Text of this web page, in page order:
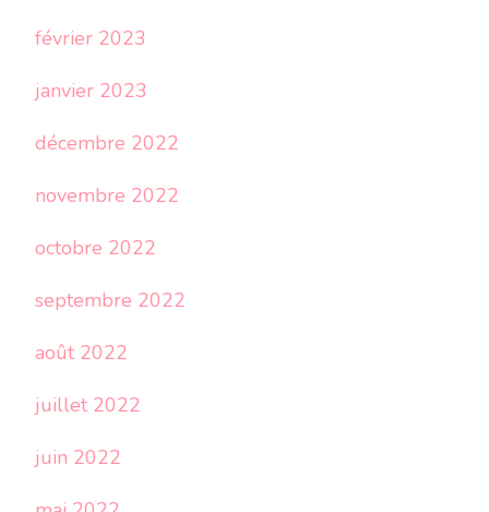
février 2023
janvier 2023
décembre 2022
novembre 2022
octobre 2022
septembre 2022
août 2022
juillet 2022
juin 2022